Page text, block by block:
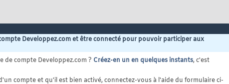
Developpez.com et être connecté pour pouvoir participer aux
de compte Developpez.com ? Créez-en un en quelques instants, c'est
compte et qu'il est bien activé, connectez-vous à l'aide du formulaire ci-